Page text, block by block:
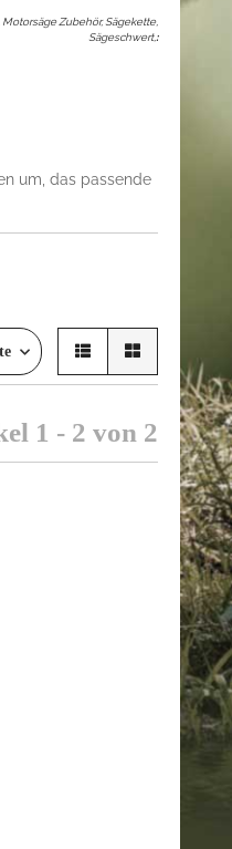
Motorsäge Zubehör, Sägekette,
Sägeschwert,:
um, das passende
1 - 2 von 2